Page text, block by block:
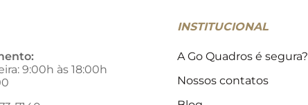
9:00h às 18:00h
INSTITUCIONAL
A Go Quadros é segura?
Nossos contatos